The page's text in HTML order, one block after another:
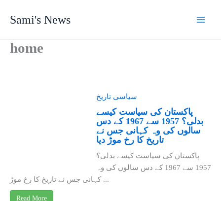
Sami's News
home
سیاسی تاریخ
پاکستان کی سیاست کیسے
بدلی؟ 1957 سے 1967 کے دس
سالوں کی وہ کہانی جس نے
تاریخ کا رخ موڑ دیا
پاکستان کی سیاست کیسے بدلی؟
1957 سے 1967 کے دس سالوں کی وہ
کہانی جس نے تاریخ کا رخ موڑ ...
Read More